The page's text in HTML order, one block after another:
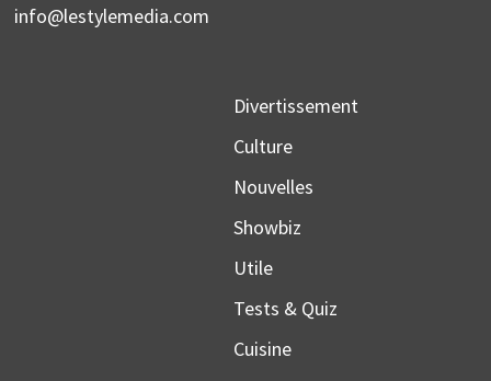
info@lestylemedia.com
Divertissement
Culture
Nouvelles
Showbiz
Utile
Tests & Quiz
Cuisine